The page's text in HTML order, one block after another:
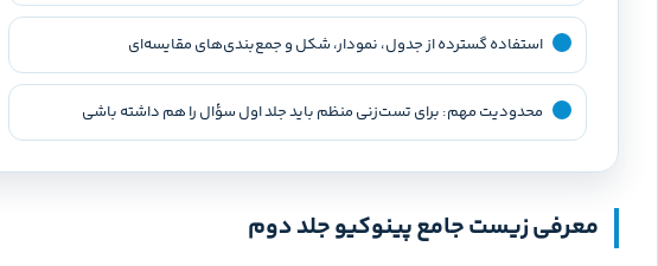
استفاده گسترده از جدول، نمودار، شکل و جمع‌بندی‌های مقایسه‌ای
محدودیت مهم: برای تست‌زنی منظم باید جلد اول سؤال را هم داشته باشی
معرفی زیست جامع پینوکیو جلد دوم